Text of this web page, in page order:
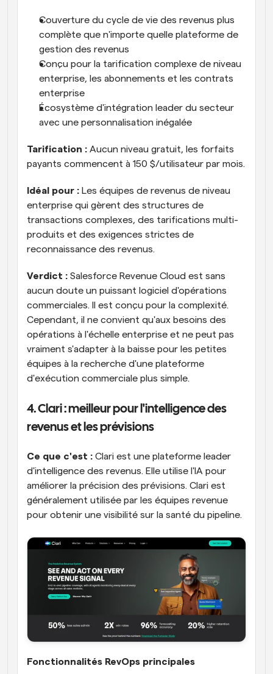
Couverture du cycle de vie des revenus plus
complète que n'importe quelle plateforme de
gestion des revenus
Conçu pour la tarification complexe de niveau
enterprise, les abonnements et les contrats
enterprise
Écosystème d'intégration leader du secteur
avec une personnalisation inégalée
Tarification : Aucun niveau gratuit, les forfaits
payants commencent à 150 $/utilisateur par mois.
Idéal pour : Les équipes de revenus de niveau
enterprise qui gèrent des structures de
transactions complexes, des tarifications multi-
produits et des exigences strictes de
reconnaissance des revenus.
Verdict : Salesforce Revenue Cloud est sans
aucun doute un puissant logiciel d'opérations
commerciales. Il est conçu pour la complexité.
Cependant, il ne convient qu'aux besoins des
opérations à l'échelle enterprise et ne peut pas
vraiment s'adapter à la baisse pour les petites
équipes à la recherche d'une plateforme
d'exécution commerciale plus simple.
4. Clari : meilleur pour l'intelligence des
revenus et les prévisions
Ce que c'est : Clari est une plateforme leader
d'intelligence des revenus. Elle utilise l'IA pour
améliorer la précision des prévisions. Clari est
généralement utilisée par les équipes revenue
pour obtenir une visibilité sur la santé du pipeline.
Fonctionnalités RevOps principales